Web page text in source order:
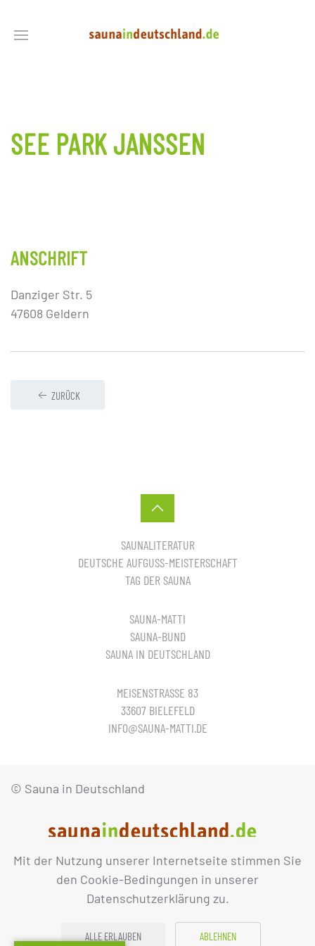
Mit der Nutzung unserer Internetseite stimmen Sie
den Cookie-Bedingungen in unserer
Datenschutzerklärung zu.
ALLE ERLAUBEN ABLEHNEN
SEE PARK JANSSEN
ANSCHRIFT
Danziger Str. 5
47608 Geldern
ZURÜCK
SAUNALITERATUR
DEUTSCHE AUFGUSS-MEISTERSCHAFT
TAG DER SAUNA
SAUNA-MATTI
SAUNA-BUND
SAUNA IN DEUTSCHLAND
MEISENSTRASSE 83
33607 BIELEFELD
INFO@SAUNA-MATTI.DE
© Sauna in Deutschland
IMPRESSUM DATENSCHUTZ